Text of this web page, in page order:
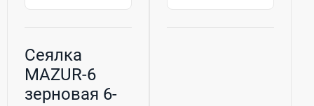
Cеялка
MAZUR-6
зерновая 6-